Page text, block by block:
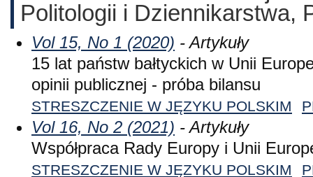
Politologii i Dziennikarstwa,
Vol 15, No 1 (2020) - Artykuły
15 lat państw bałtyckich w Unii
opinii publicznej - próba bilansu
STRESZCZENIE W JĘZYKU POLSKIM
Vol 16, No 2 (2021) - Artykuły
Współpraca Rady Europy i Unii
STRESZCZENIE W JĘZYKU POLSKIM